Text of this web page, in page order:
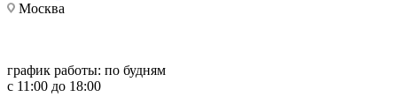
Москва
график работы: по будням
с 11:00 до 18:00